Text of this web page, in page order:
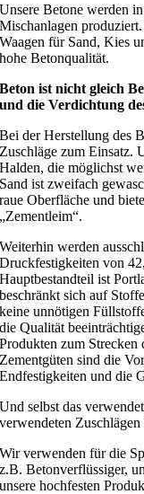
Unsere Betone werden
Mischanlagen
Waagen für Sand, Kies
hohe Betonqualität.
Beton ist nicht gleich
und die Verdichtung
Bei der Herstellung des
Zuschläge zum Einsatz.
Halden, die möglichst
Sand ist zweifach
raue Oberfläche und
„Zementleim“.
Weiterhin werden
Druckfestigkeiten von
Hauptbestandteil ist
beschränkt sich auf
keine unnötigen
die Qualität
Produkten zum Strecken
Zementgüten sind die
Endfestigkeiten und die
Und selbst das
verwendeten
Wir verwenden für die
z.B. Betonverflüssiger,
unsere hochfesten